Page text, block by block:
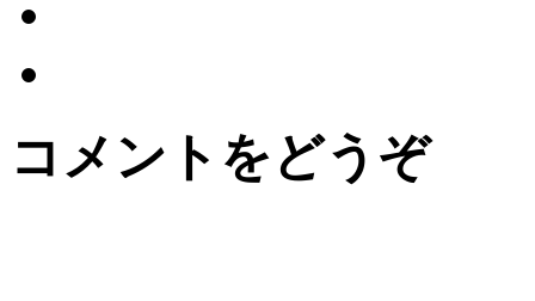
コメントをどうぞ